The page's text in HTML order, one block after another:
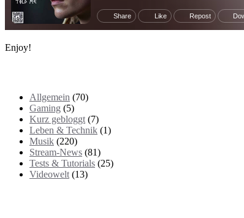
Enjoy!
Allgemein (70)
Gaming (5)
Kurz gebloggt (7)
Leben & Technik (1)
Musik (220)
Stream-News (81)
Tests & Tutorials (25)
Videowelt (13)